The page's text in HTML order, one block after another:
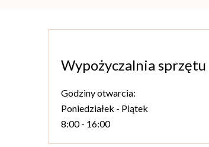
Wypożyczalnia sprzętu
Godziny otwarcia:
Poniedziałek - Piątek
8:00 - 16:00